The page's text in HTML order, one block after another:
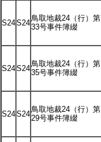
S24S24
鳥取地裁24（行）第
33号事件簿綴
S24S24
鳥取地裁24（行）第
35号事件簿綴
S24S24
鳥取地裁24（行）第
29号事件簿綴